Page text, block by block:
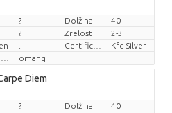
kos ? Dolžina
40
? Zrelost
2-3
Kfc Silver
omang
Diem
kos ? Dolžina
40